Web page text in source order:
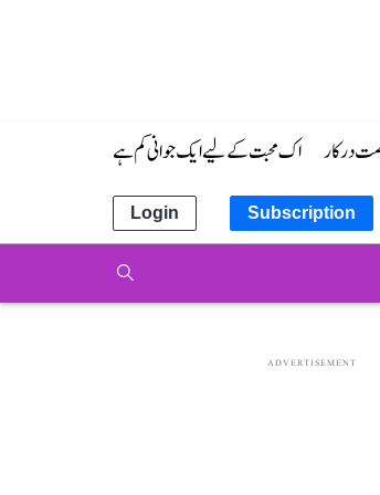
درکار اک محبت کے لیے ایک جوانی کم ہے
Subscription
Login
ADVERTISEMENT